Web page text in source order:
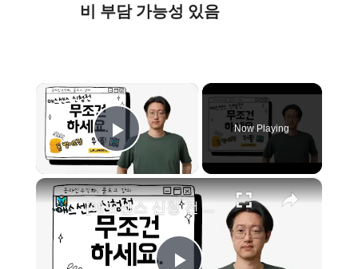
비 부담 가능성 있음
×
Play Video
Now Playing
×
[애드센스 신청 전 필수!] 워드프레스 홈페이지에 개인정보처리방침, 이용약관 만들기 (feat. 푸터 설정)